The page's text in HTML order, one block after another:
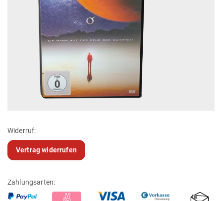
Widerruf:
Vertrag widerrufen
Zahlungsarten: